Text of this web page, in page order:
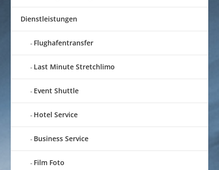
Dienstleistungen
Flughafentransfer
Last Minute Stretchlimo
Event Shuttle
Hotel Service
Business Service
Film Foto